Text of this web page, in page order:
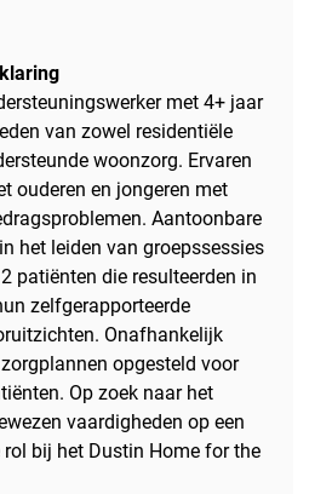
met 4+ jaar
van zowel residentiële
woonzorg. Ervaren
ouderen en jongeren met
Aantoonbare
het leiden van groepssessies
patiënten die resulteerden in
zelfgerapporteerde
Onafhankelijk
opgesteld voor
Op zoek naar het
vaardigheden op een
bij het Dustin Home for the